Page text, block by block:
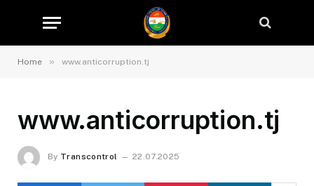
Home » www.anticorruption.tj
www.anticorruption.tj
By Transcontrol 22.07.2025